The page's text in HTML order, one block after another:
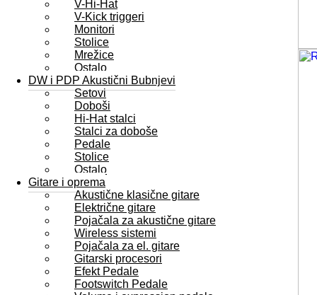
V-Hi-Hat
V-Kick triggeri
Monitori
Stolice
Mrežice
Ostalo
DW i PDP Akustični Bubnjevi
Setovi
Doboši
Hi-Hat stalci
Stalci za doboše
Pedale
Stolice
Ostalo
Gitare i oprema
Akustične klasične gitare
Električne gitare
Pojačala za akustične gitare
Wireless sistemi
Pojačala za el. gitare
Gitarski procesori
Efekt Pedale
Footswitch Pedale